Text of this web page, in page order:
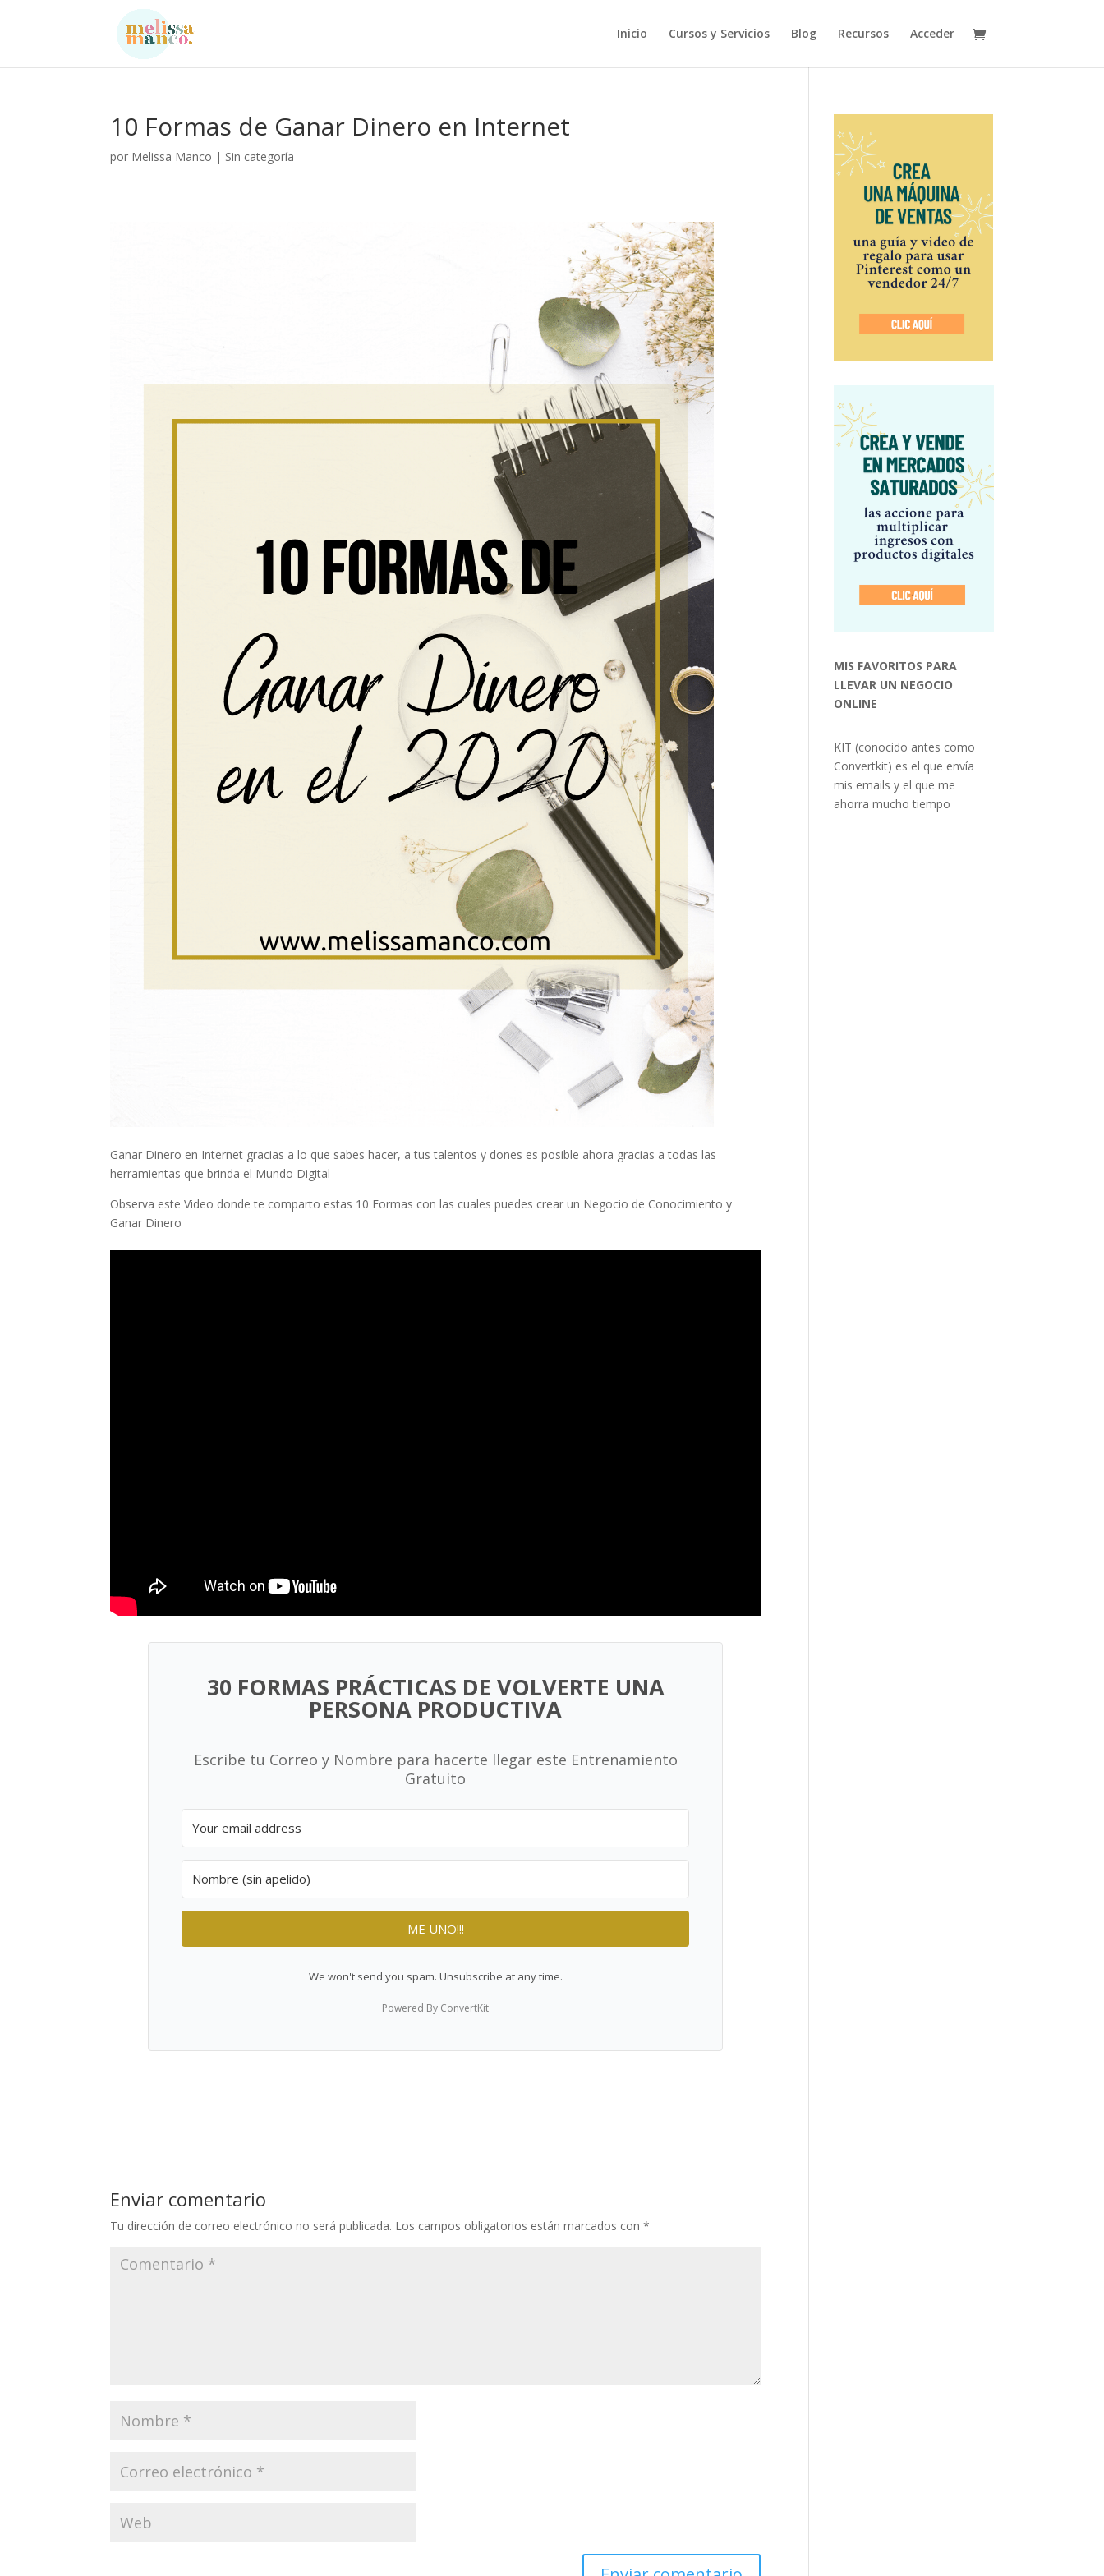
Inicio Cursos y Servicios Blog Recursos Acceder
10 Formas de Ganar Dinero en Internet
por Melissa Manco | Sin categoría
Ganar Dinero en Internet gracias a lo que sabes hacer, a tus talentos y dones es posible ahora gracias a todas las
herramientas que brinda el Mundo Digital
Observa este Video donde te comparto estas 10 Formas con las cuales puedes crear un Negocio de Conocimiento y
Ganar Dinero
30 FORMAS PRÁCTICAS DE VOLVERTE UNA
PERSONA PRODUCTIVA
Escribe tu Correo y Nombre para hacerte llegar este Entrenamiento
Gratuito
ME UNO!!!
We won't send you spam. Unsubscribe at any time.
Powered By ConvertKit
Enviar comentario
Tu dirección de correo electrónico no será publicada. Los campos obligatorios están marcados con*
MIS FAVORITOS PARA
LLEVAR UN NEGOCIO
ONLINE
KIT (conocido antes como
Convertkit) es el que envía
mis emails y el que me
ahorra mucho tiempo